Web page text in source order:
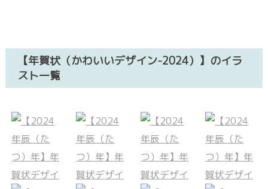
【年賀状（かわいいデザイン-2024）】のイラ
スト一覧